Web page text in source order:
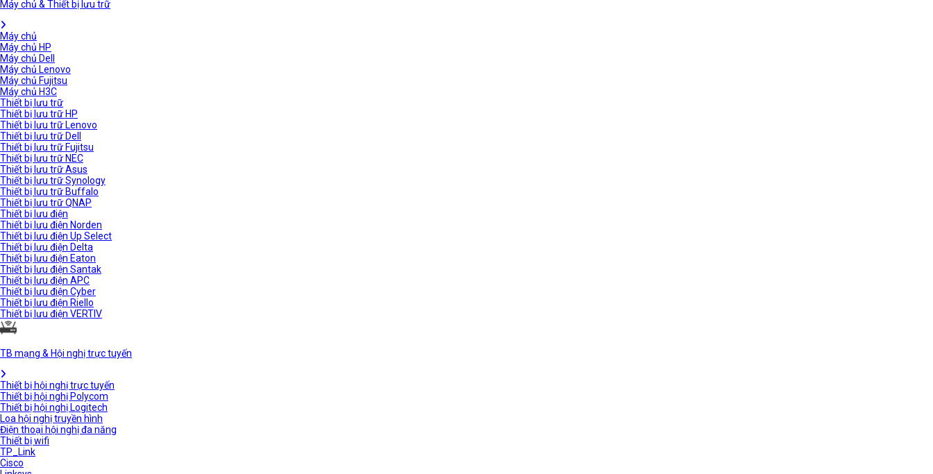
Máy chủ & Thiết bị lưu trữ
Máy chủ
Máy chủ HP
Máy chủ Dell
Máy chủ Lenovo
Máy chủ Fujitsu
Máy chủ H3C
Thiết bị lưu trữ
Thiết bị lưu trữ HP
Thiết bị lưu trữ Lenovo
Thiết bị lưu trữ Dell
Thiết bị lưu trữ Fujitsu
Thiết bị lưu trữ NEC
Thiết bị lưu trữ Asus
Thiết bị lưu trữ Synology
Thiết bị lưu trữ Buffalo
Thiết bị lưu trữ QNAP
Thiết bị lưu điện
Thiết bị lưu điện Norden
Thiết bị lưu điện Up Select
Thiết bị lưu điện Delta
Thiết bị lưu điện Eaton
Thiết bị lưu điện Santak
Thiết bị lưu điện APC
Thiết bị lưu điện Cyber
Thiết bị lưu điện Riello
Thiết bị lưu điện VERTIV
TB mạng & Hội nghị trực tuyến
Thiết bị hội nghị trực tuyến
Thiết bị hội nghị Polycom
Thiết bị hội nghị Logitech
Loa hội nghị truyền hình
Điện thoại hội nghị đa năng
Thiết bị wifi
TP_Link
Cisco